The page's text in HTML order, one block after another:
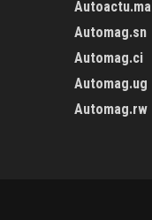
Autoactu.ma
Automag.sn
Automag.ci
Automag.ug
Automag.rw